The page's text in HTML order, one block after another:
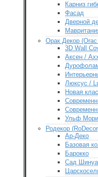
Карниз
Фасад
Дверной
Орак Декор
3D Wall
Аксен /
Люксус /
Новая
Ульф
Родекор
Ар-Деко
Базовая
Барокко
Сад